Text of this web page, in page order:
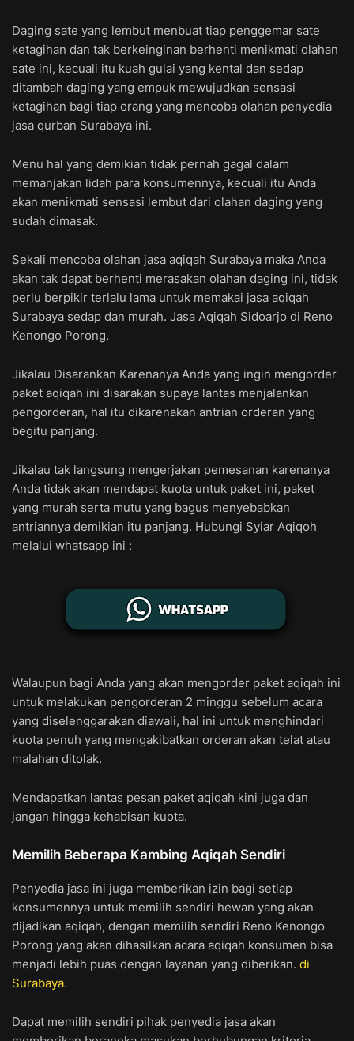
Daging sate yang lembut menbuat tiap penggemar sate
ketagihan dan tak berkeinginan berhenti menikmati olahan
sate ini, kecuali itu kuah gulai yang kental dan sedap
ditambah daging yang empuk mewujudkan sensasi
ketagihan bagi tiap orang yang mencoba olahan penyedia
jasa qurban Surabaya ini.
Menu hal yang demikian tidak pernah gagal dalam
memanjakan lidah para konsumennya, kecuali itu Anda
akan menikmati sensasi lembut dari olahan daging yang
sudah dimasak.
Sekali mencoba olahan jasa aqiqah Surabaya maka Anda
akan tak dapat berhenti merasakan olahan daging ini, tidak
perlu berpikir terlalu lama untuk memakai jasa aqiqah
Surabaya sedap dan murah. Jasa Aqiqah Sidoarjo di Reno
Kenongo Porong.
Jikalau Disarankan Karenanya Anda yang ingin mengorder
paket aqiqah ini disarakan supaya lantas menjalankan
pengorderan, hal itu dikarenakan antrian orderan yang
begitu panjang.
Jikalau tak langsung mengerjakan pemesanan karenanya
Anda tidak akan mendapat kuota untuk paket ini, paket
yang murah serta mutu yang bagus menyebabkan
antriannya demikian itu panjang. Hubungi Syiar Aqiqoh
melalui whatsapp ini :
Walaupun bagi Anda yang akan mengorder paket aqiqah ini
untuk melakukan pengorderan 2 minggu sebelum acara
yang diselenggarakan diawali, hal ini untuk menghindari
kuota penuh yang mengakibatkan orderan akan telat atau
malahan ditolak.
Mendapatkan lantas pesan paket aqiqah kini juga dan
jangan hingga kehabisan kuota.
Memilih Beberapa Kambing Aqiqah Sendiri
Penyedia jasa ini juga memberikan izin bagi setiap
konsumennya untuk memilih sendiri hewan yang akan
dijadikan aqiqah, dengan memilih sendiri Reno Kenongo
Porong yang akan dihasilkan acara aqiqah konsumen bisa
menjadi lebih puas dengan layanan yang diberikan. di
Surabaya.
Dapat memilih sendiri pihak penyedia jasa akan